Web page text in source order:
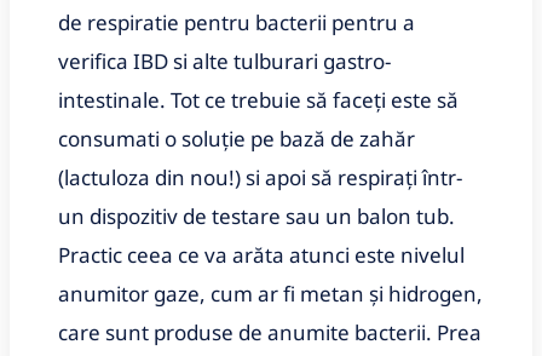
de respiratie pentru bacterii pentru a
verifica IBD si alte tulburari gastro-
intestinale. Tot ce trebuie să faceți este să
consumati o soluție pe bază de zahăr
(lactuloza din nou!) si apoi să respirați într-
un dispozitiv de testare sau un balon tub.
Practic ceea ce va arăta atunci este nivelul
anumitor gaze, cum ar fi metan și hidrogen,
care sunt produse de anumite bacterii. Prea